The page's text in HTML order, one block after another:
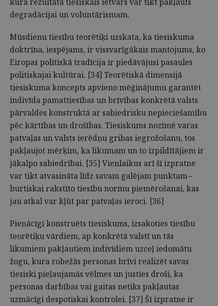
degradācijai un voluntārismam.
Mūsdienu tiesību teorētiķi uzskata, ka tiesiskuma
doktrīna, iespējams, ir vissvarīgākais mantojums, ko
Eiropas politiskā tradīcija ir piedāvājusi pasaules
politiskajai kultūrai. [34] Teorētiskā dimensijā
tiesiskuma koncepts apvieno mēģinājumu garantēt
indivīda pamattiesības un brīvības konkrētā valsts
pārvaldes konstruktā ar sabiedrisku nepieciešamību
pēc kārtības un drošības. Tiesiskums nozīmē varas
patvaļas un valsts ierēdņu gribas iegrožošanu, tos
pakļaujot mērķim, ka likumam un to izpildītājiem ir
jākalpo sabiedrībai. [35] Vienlaikus arī šī izpratne
var tikt atvasināta līdz savam galējam punktam –
burtiskai rakstīto tiesību normu piemērošanai, kas
jau atkal var kļūt par patvaļas ieroci. [36]
Pienācīgi konstruēts tiesiskums, izsakoties tiesību
teorētiķu vārdiem, ap konkrētā valstī un tās
likumiem pakļautiem indivīdiem uzceļ iedomātu
žogu, kura robežās personas brīvi realizēt savas
tiesiski pieļaujamās vēlmes un justies droši, ka
personas darbības vai gaitas netiks pakļautas
uzmācīgi despotiskai kontrolei. [37] Šī izpratne ir